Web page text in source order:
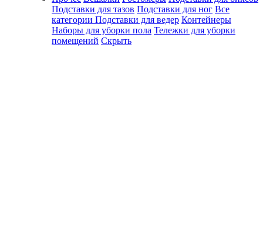
Подставки для тазов Подставки для ног Все
категории Подставки для ведер Контейнеры
Наборы для уборки пола Тележки для уборки
помещений Скрыть